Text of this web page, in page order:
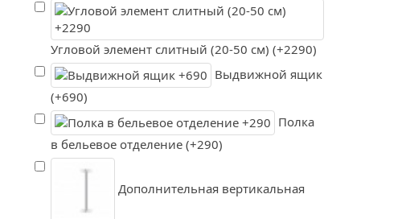
Угловой элемент слитный (20-50 см) (+2290)
Выдвижной ящик
(+690)
Полка
в бельевое отделение (+290)
Дополнительная вертикальная